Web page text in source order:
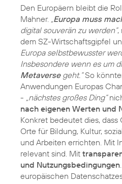
Den Europäern bleibt die
Mahner. „Europa muss
digital souverän zu werden“,
dem SZ-Wirtschaftsgipfel
Europa selbstbewusster
Insbesondere wenn es um
Metaversegeht.“So
Anwendungen Europas
- „nächstes großes Ding“
nach eigenen Werten und
Konkret bedeutet dies,
Orte für Bildung, Kultur,
und Arbeiten errichten. Mit
relevant sind. Mit
und Nutzungsbedingungen
europäischen